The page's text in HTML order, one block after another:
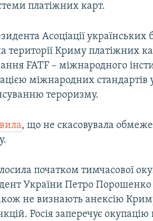
платіжних карт.
Асоціації українських
території Криму платіжних
FATF – міжнародного
міжнародних стандартів
тероризму.
, що не скасовувала
початком тимчасової
України Петро Порошенко
не визнають анексію
Росія заперечує окупацію